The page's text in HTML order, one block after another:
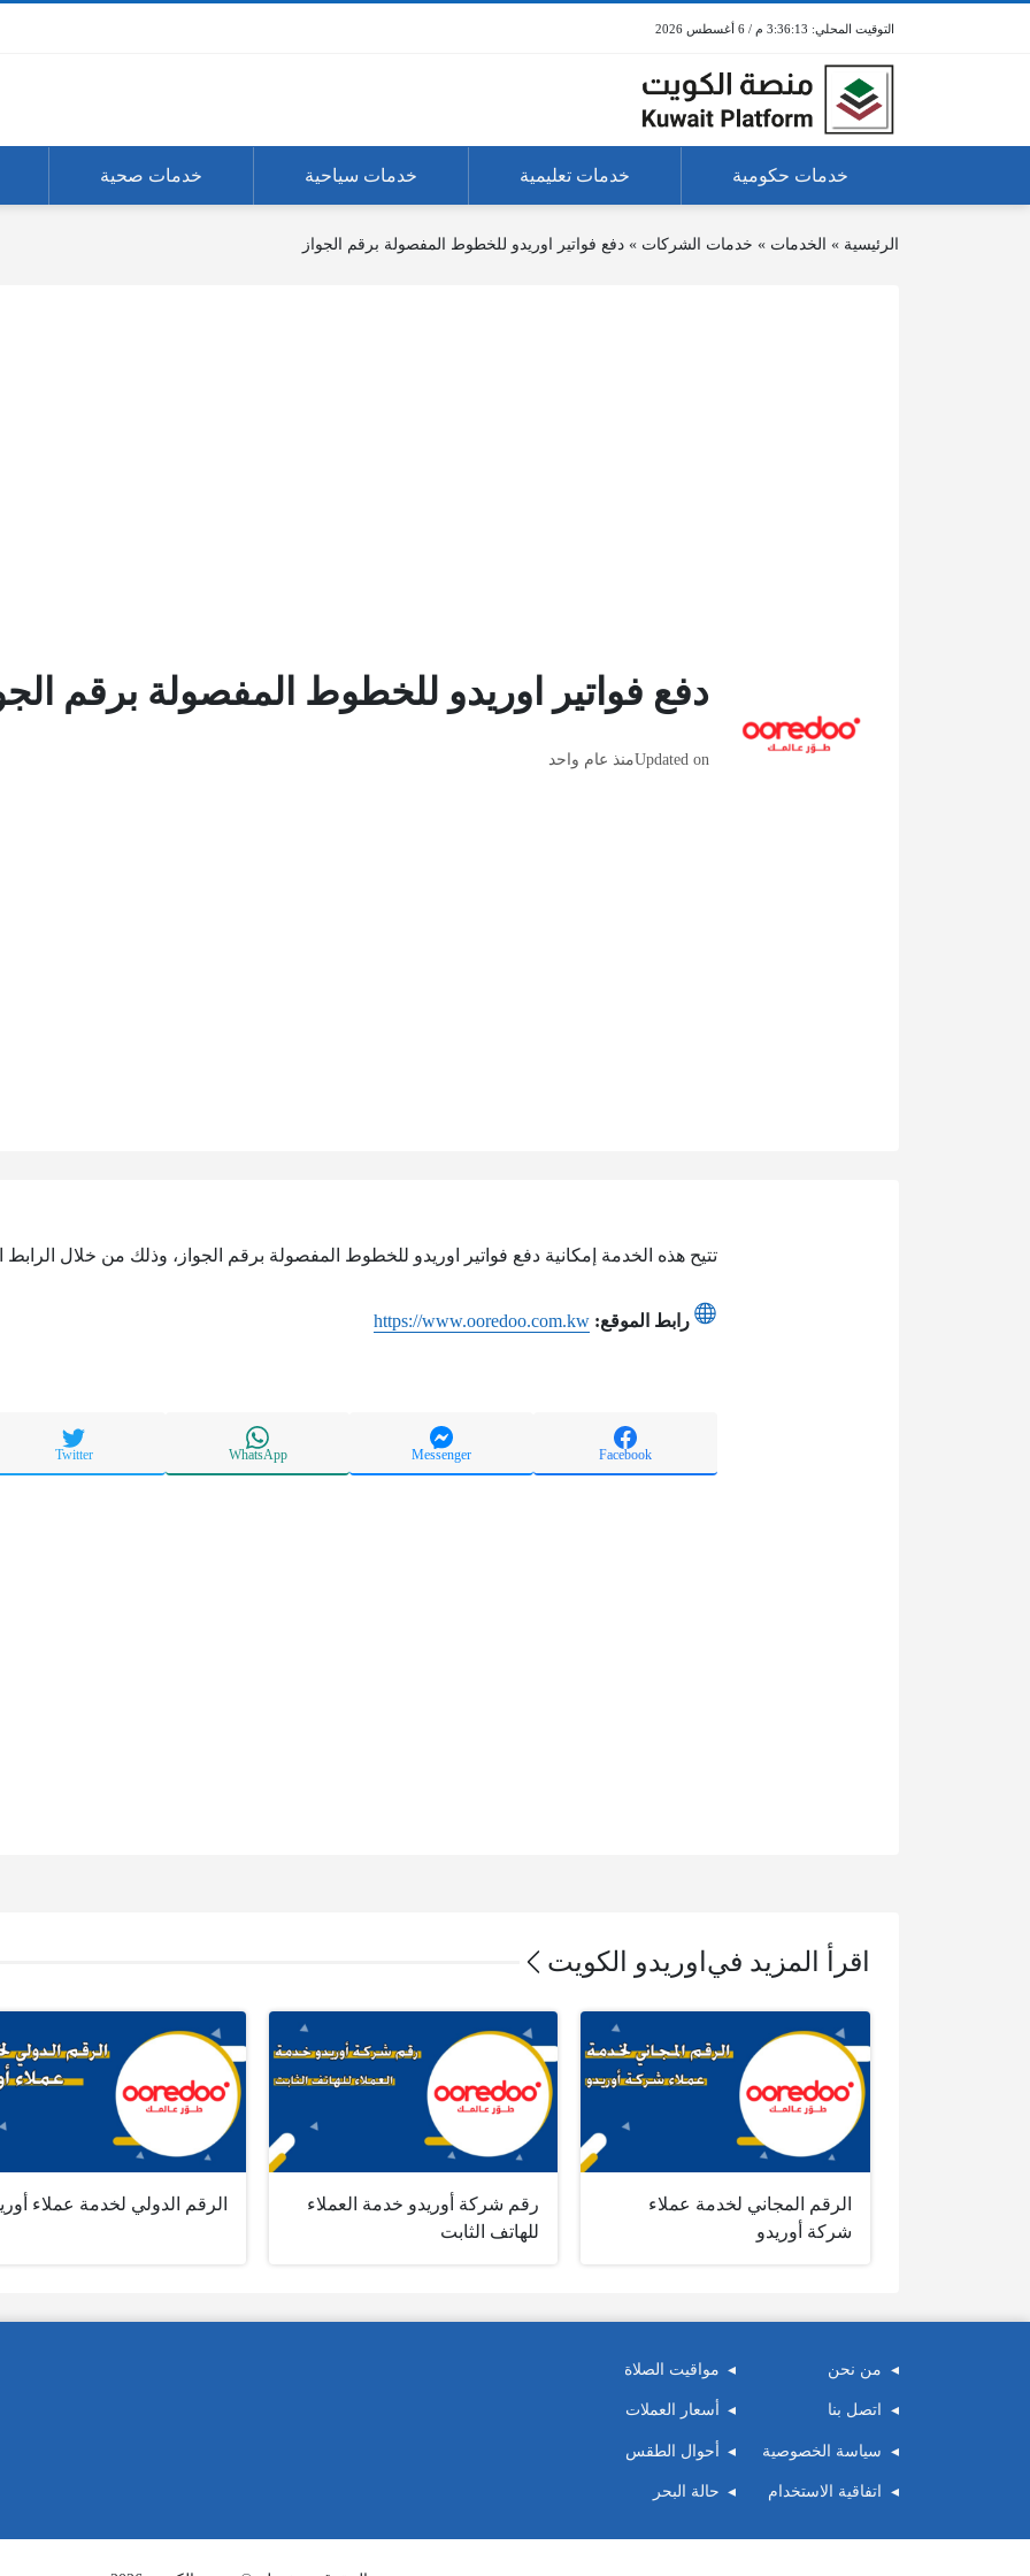
3:36:14 م / 6 أغسطس 2026
خدمات حكومية خدمات تعليمية خدمات سياحية خدمات صحية
الرئيسية » الخدمات » خدمات الشركات »دفع فواتير اوريدو للخطوط المفصولة برقم الجواز
دفع فواتير اوريدو للخطوط المفصولة برقم
Updated onمنذ عام واحد
تتيح هذه الخدمة إمكانية دفع فواتير اوريدو للخطوط المفصولة برقم الجواز، وذلك من خلال الرابط
رابط الموقع: https://www.ooredoo.com.kw
Facebook
Messenger
WhatsApp
Twitter
اقرأ المزيد في اوريدو الكويت
الرقم المجاني لخدمة عملاء
شركة أوريدو
رقم شركة أوريدو خدمة العملاء
للهاتف الثابت
الرقم الدولي لخدمة عملاء
من نحن
اتصل بنا
سياسة الخصوصية
اتفاقية الاستخدام
مواقيت الصلاة
أسعار العملات
أحوال الطقس
حالة البحر